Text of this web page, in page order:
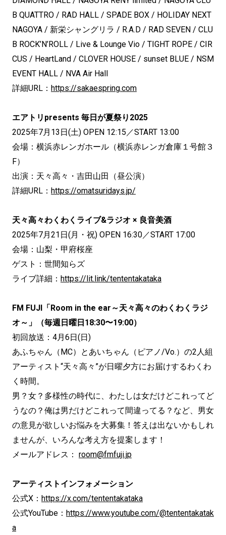
B QUATTRO / RAD HALL / SPADE BOX / HOLIDAY NEXT
NAGOYA / 新栄シャングリラ / R.A.D / RAD SEVEN / CLU
B ROCK’N’ROLL / Live & Lounge Vio / TIGHT ROPE / CIR
CUS / HeartLand / CLOVER HOUSE / sunset BLUE / NSM
EVENT HALL / NVA Air Hall
詳細URL： https://sakaespring.com
エアトリpresents 毎日が夏祭り2025
2025年7月13日(土) OPEN 12:15／START 13:00
会場：横浜赤レンガホール（横浜赤レンガ倉庫１号館３
F）
出演：天々高々・吉田山田（昼公演）
詳細URL： https://omatsuridays.jp/
天々高々わくわくライブ&ラジオ × 良音美酒
2025年7月21日(月・祝) OPEN 16:30／START 17:00
会場：山梨・甲府桜座
ゲスト：世間知らズ
ライブ詳細： https://lit.link/tententakataka
FM FUJI「Room in the ear～天々高々のわくわくラジ
オ～」（毎週日曜日18:30〜19:00）
初回放送：4月6日(日)
あふちゃん（MC）とあいちゃん（ピアノ/Vo.）の2⼈組
アーティスト“天々高々”が日曜夕方にお届けするわくわ
く時間。
男？女？多様性の時代に、わたしは女だけどこれってど
うなの？俺は男だけどこれって間違ってる？など、男女
の意見が欲しいお悩みを大募集！答えは出ないかもしれ
ませんが、いろんな考え方を提案します！
メールアドレス： room@fmfuji.jp
アーティストインフォメーション
公式X： https://x.com/tententakataka
公式YouTube： https://www.youtube.com/@tententakatak
a